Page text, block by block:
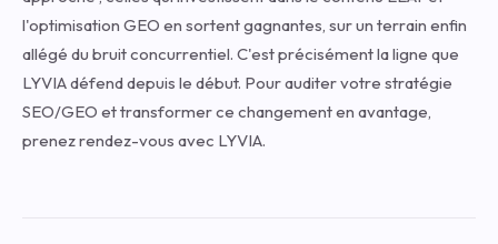
l'optimisation GEO en sortent gagnantes, sur un terrain enfin
allégé du bruit concurrentiel. C'est précisément la ligne que
LYVIA défend depuis le début. Pour auditer votre stratégie
SEO/GEO et transformer ce changement en avantage,
prenez rendez-vous avec LYVIA.